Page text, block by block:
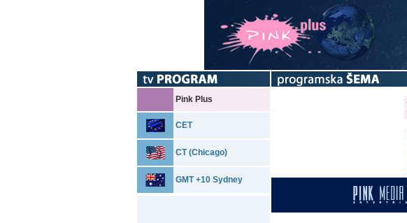
Pink Plus
CET
CT (Chicago)
GMT +10 Sydney